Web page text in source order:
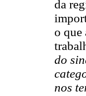
da
o que
do
nos